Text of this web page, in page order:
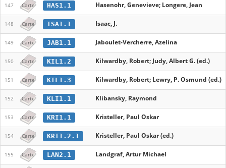
147 Carte HAS1.1 Hasenohr, Genevieve; Longere, Jean
148 Carte ISA1.1 Isaac, J.
149 Carte JAB1.1 Jaboulet-Vercherre, Azelina
150 Carte KIL1.2 Kilwardby, Robert; Judy, Albert G. (ed.)
151 Carte KIL1.3 Kilwardby, Robert; Lewry, P. Osmund (ed.)
152 Carte KLI1.1 Klibansky, Raymond
153 Carte KRI1.1 Kristeller, Paul Oskar
154 Carte KRI1.2.1 Kristeller, Paul Oskar (ed.)
155 Carte LAN2.1 Landgraf, Artur Michael